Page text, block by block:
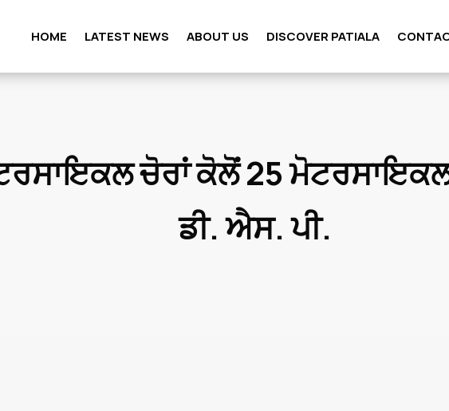
HOME LATEST NEWS ABOUT US DISCOVER PATIALA
ਚੋਰਾਂ ਕੋਲੋਂ 25
ਡੀ. ਐਸ. ਪੀ.